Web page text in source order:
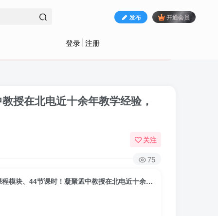
发布 开通会员
登录 注册
授在北电近十余年教学经验，
关注
75
北电孟中教授《故事创意与策划》课程，总计8个课程模块、44节课时！凝聚孟中教授在北电近十余年教学经验，用一套课带你快速掌握业内最专业的故事创意策划技能！